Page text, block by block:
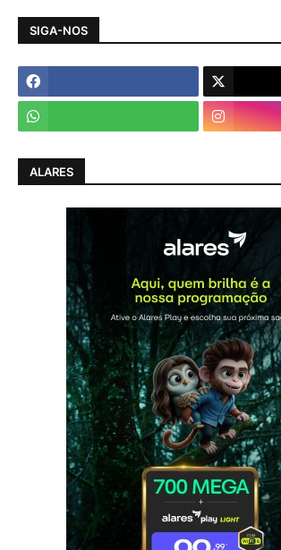
SIGA-NOS
ALARES